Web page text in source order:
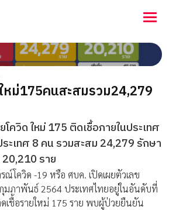
หม่175คนสะสมรวม24,279
ควิด ใหม่ 175 ติดเชื้อภายในประเทศ
ะเทศ 8 คน รวมสะสม 24,279 รักษา
ราย
โควิด -19 หรือ ศบค. เปิดเผยตัวเลข
มภาพันธ์ 2564 ประเทศไทยอยู่ในอันดับที่
เชื้อรายใหม่ 175 ราย พบผู้ป่วยยืนยัน